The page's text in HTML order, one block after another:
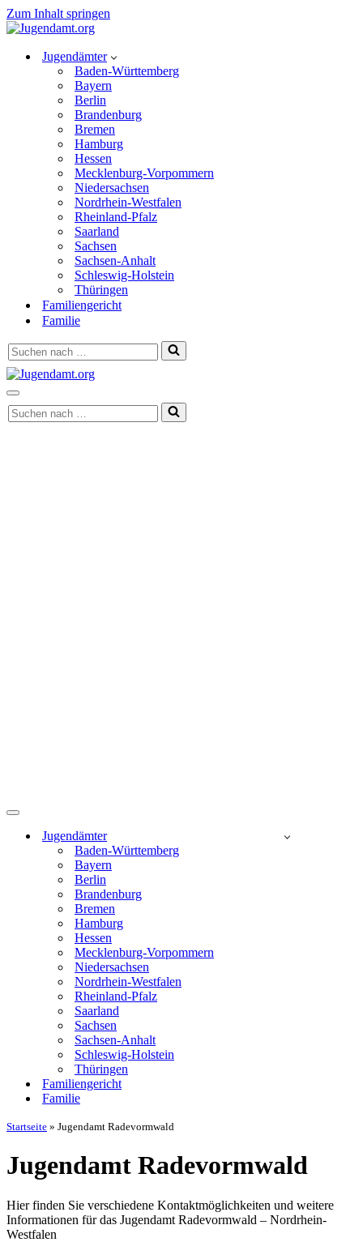
Zum Inhalt springen
Jugendämter
Baden-Württemberg
Bayern
Berlin
Brandenburg
Bremen
Hamburg
Hessen
Mecklenburg-Vorpommern
Niedersachsen
Nordrhein-Westfalen
Rheinland-Pfalz
Saarland
Sachsen
Sachsen-Anhalt
Schleswig-Holstein
Thüringen
Familiengericht
Familie
Suchen
nach …
Navigationsmenü
Suchen
nach …
Navigationsmenü
Jugendämter
Baden-Württemberg
Bayern
Berlin
Brandenburg
Bremen
Hamburg
Hessen
Mecklenburg-Vorpommern
Niedersachsen
Nordrhein-Westfalen
Rheinland-Pfalz
Saarland
Sachsen
Sachsen-Anhalt
Schleswig-Holstein
Thüringen
Familiengericht
Familie
Startseite » Jugendamt Radevormwald
Jugendamt Radevormwald
Hier finden Sie verschiedene Kontaktmöglichkeiten und weitere
Informationen für das Jugendamt Radevormwald – Nordrhein-
Westfalen